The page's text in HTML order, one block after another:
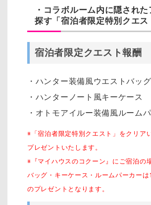
・コラボルーム内に隠され
探す「宿泊者限定特別クエス
宿泊者限定クエスト報酬
・ハンター装備風ウエストバッグ
・ハンターノート風キーケース
・オトモアイルー装備風ルーム
※「宿泊者限定特別クエスト」をクリア
プレゼントいたします。
※『マイハウスのコクーン』にご宿泊の
バッグ・キーケース・ルームパーカーは
のプレゼントとなります。